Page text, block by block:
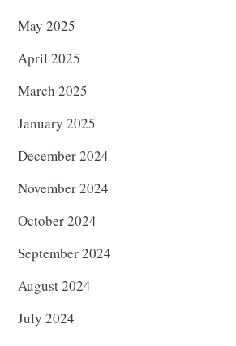
May 2025
April 2025
March 2025
January 2025
December 2024
November 2024
October 2024
September 2024
August 2024
July 2024